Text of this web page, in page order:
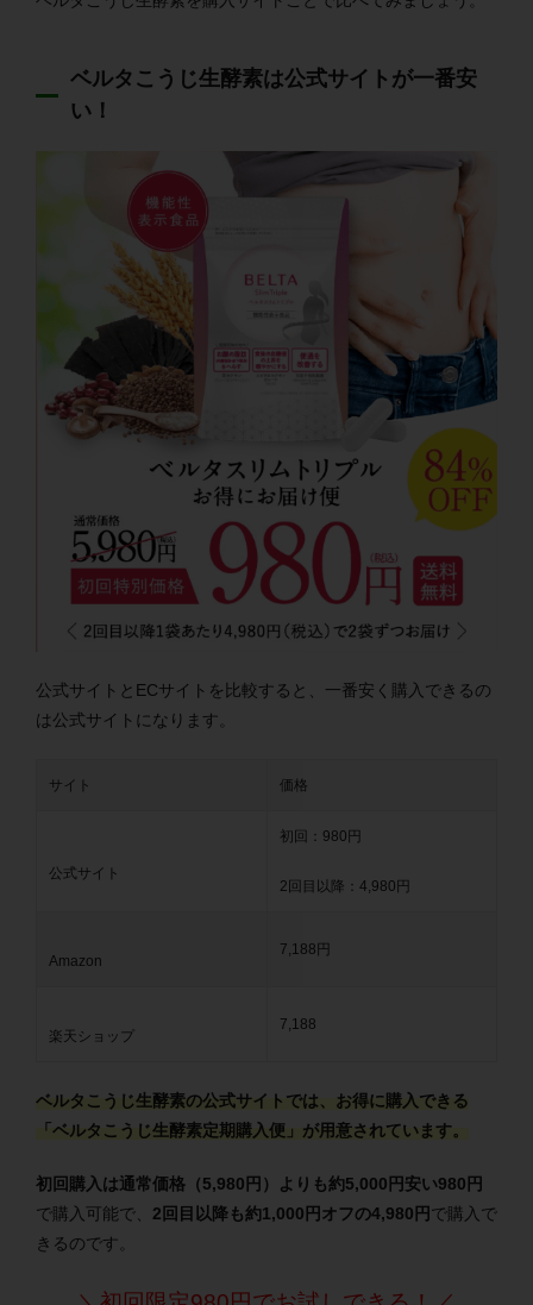
ベルタこうじ生酵素は公式サイトが一番安
い！
公式サイトとECサイトを比較すると、一番安く購入できるの
は公式サイトになります。
サイト 価格
公式サイト
初回：980円
2回目以降：4,980円
Amazon
7,188円
楽天ショップ
7,188
ベルタこうじ生酵素の公式サイトでは、お得に購入できる
「ベルタこうじ生酵素定期購入便」が用意されています。
初回購入は通常価格（5,980円）よりも約5,000円安い980円
で購入可能で、 2回目以降も約1,000円オフの4,980円 で購入で
きるのです。